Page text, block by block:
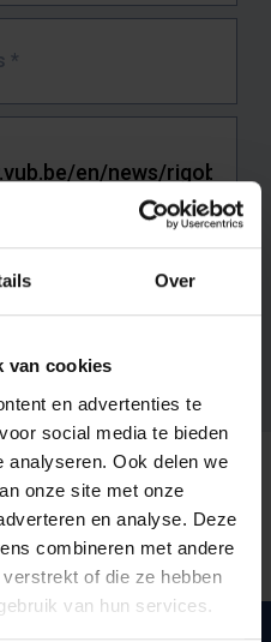
Over
van cookies
en advertenties te
social media te bieden
analyseren. Ook delen we
onze site met onze
en analyse. Deze
combineren met andere
of die ze hebben
van hun services.
*
where you encountered the error.